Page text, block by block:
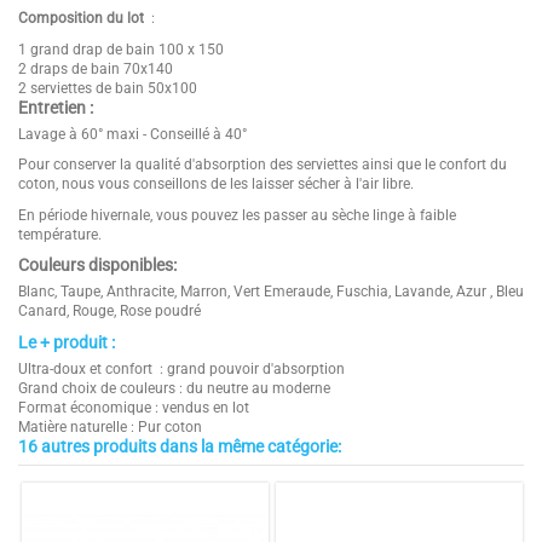
Composition du lot :
1 grand drap de bain 100 x 150
2 draps de bain 70x140
2 serviettes de bain 50x100
Entretien :
Lavage à 60° maxi - Conseillé à 40°
Pour conserver la qualité d'absorption des serviettes ainsi que le confort du
coton, nous vous conseillons de les laisser sécher à l'air libre.
En période hivernale, vous pouvez les passer au sèche linge à faible
température.
Couleurs disponibles:
Blanc, Taupe, Anthracite, Marron, Vert Emeraude, Fuschia, Lavande, Azur , Bleu
Canard, Rouge, Rose poudré
Le + produit :
Ultra-doux et confort : grand pouvoir d'absorption
Grand choix de couleurs : du neutre au moderne
Format économique : vendus en lot
Matière naturelle : Pur coton
Taille
1x (100 x 150), 2x ( 70x140), 2x
4.6
16 autres produits dans la même catégorie: